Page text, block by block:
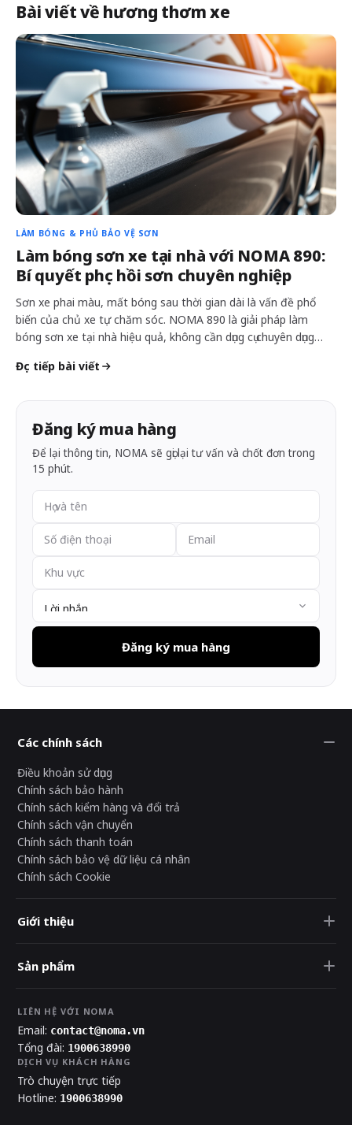
Bài viết về hương thơm xe
LÀM BÓNG & PHỦ BẢO VỆ SƠN
Làm bóng sơn xe tại nhà với NOMA 890:
Bí quyết phục hồi sơn chuyên nghiệp
Sơn xe phai màu, mất bóng sau thời gian dài là vấn đề phổ
biến của chủ xe tự chăm sóc. NOMA 890 là giải pháp làm
bóng sơn xe tại nhà hiệu quả, không cần dụng cụ chuyên dụng…
Đọc tiếp bài viết
Đăng ký mua hàng
Để lại thông tin, NOMA sẽ gọi lại tư vấn và chốt đơn trong
15 phút.
Đăng ký mua hàng
Các chính sách
Điều khoản sử dụng
Chính sách bảo hành
Chính sách kiểm hàng và đổi trả
Chính sách vận chuyển
Chính sách thanh toán
Chính sách bảo vệ dữ liệu cá nhân
Chính sách Cookie
Giới thiệu
Sản phẩm
LIÊN HỆ VỚI NOMA
Email: contact@noma.vn
Tổng đài: 1900638990
DỊCH VỤ KHÁCH HÀNG
Trò chuyện trực tiếp
Hotline: 1900638990